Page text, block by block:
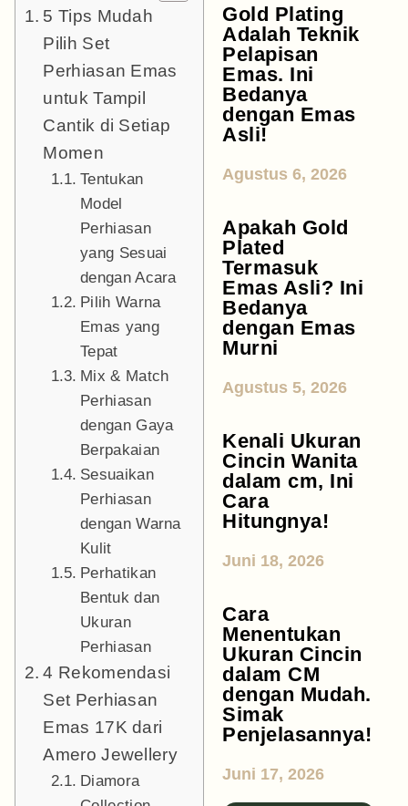
5 Tips Mudah
Pilih Set
Perhiasan Emas
untuk Tampil
Cantik di Setiap
Momen
Tentukan
Model
Perhiasan
yang Sesuai
dengan Acara
Pilih Warna
Emas yang
Tepat
Mix & Match
Perhiasan
dengan Gaya
Berpakaian
Sesuaikan
Perhiasan
dengan Warna
Kulit
Perhatikan
Bentuk dan
Ukuran
Perhiasan
4 Rekomendasi
Set Perhiasan
Emas 17K dari
Amero Jewellery
Diamora
Gold Plating
Adalah Teknik
Pelapisan
Emas. Ini
Bedanya
dengan Emas
Asli!
Agustus 6, 2026
Apakah Gold
Plated
Termasuk
Emas Asli? Ini
Bedanya
dengan Emas
Murni
Agustus 5, 2026
Kenali Ukuran
Cincin Wanita
dalam cm, Ini
Cara
Hitungnya!
Juni 18, 2026
Cara
Menentukan
Ukuran Cincin
dalam CM
dengan Mudah.
Simak
Penjelasannya!
Juni 17, 2026